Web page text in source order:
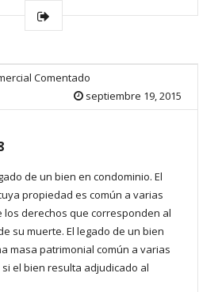
Comentado
septiembre 19, 2015
de un bien en condominio. El
propiedad es común a varias
derechos que corresponden al
su muerte. El legado de un bien
masa patrimonial común a varias
el bien resulta adjudicado al